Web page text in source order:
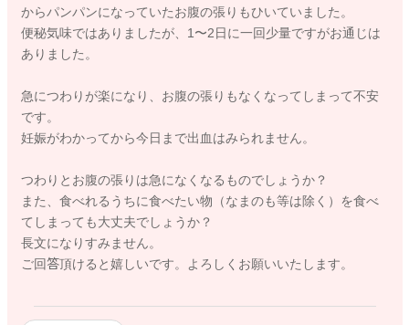
からパンパンになっていたお腹の張りもひいていました。
便秘気味ではありましたが、1〜2日に一回少量ですがお通じは
ありました。
急につわりが楽になり、お腹の張りもなくなってしまって不安
です。
妊娠がわかってから今日まで出血はみられません。
つわりとお腹の張りは急になくなるものでしょうか？
また、食べれるうちに食べたい物（なまのも等は除く）を食べ
てしまっても大丈夫でしょうか？
長文になりすみません。
ご回答頂けると嬉しいです。よろしくお願いいたします。